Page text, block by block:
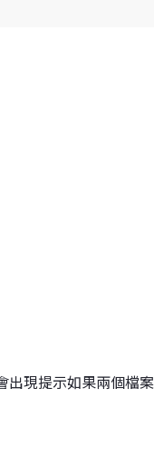
出現提示如果兩個檔